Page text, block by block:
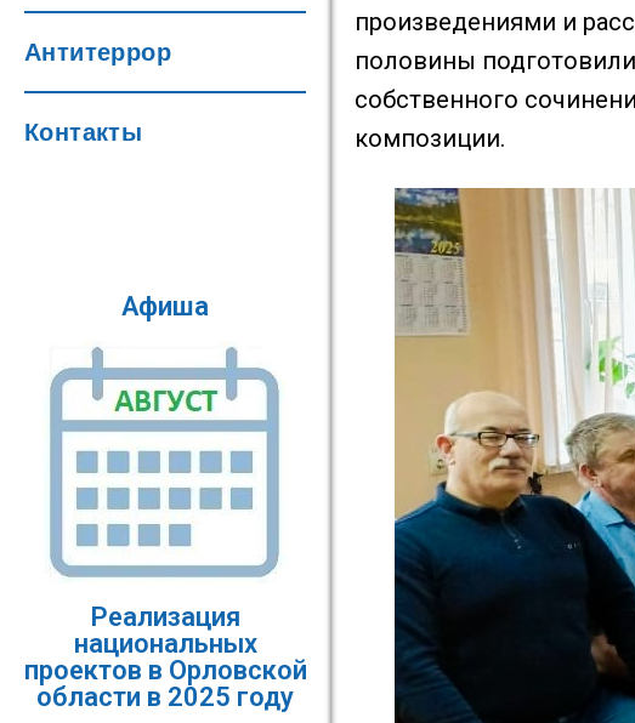
Антитеррор
Контакты
Афиша
Реализация
национальных
проектов в Орловской
области в 2025 году
произведениями и
половины
собственного
композиции.